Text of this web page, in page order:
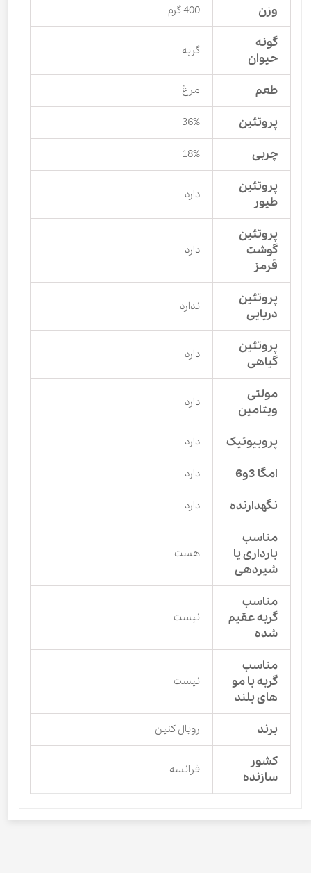
وزن 400 گرم
گونه
حیوان
گربه
طعم مرغ
پروتئین 36%
چربی 18%
پروتئین
طیور
دارد
پروتئین
گوشت
قرمز
دارد
پروتئین
دریایی
ندارد
پروتئین
گیاهی
دارد
مولتی
ویتامین
دارد
پروبیوتیک دارد
امگا 3و6 دارد
نگهدارنده دارد
مناسب
بارداری یا
شیردهی
هست
مناسب
گربه عقیم
شده
نیست
مناسب
گربه با مو
های بلند
نیست
برند رویال کنین
کشور
سازنده
فرانسه